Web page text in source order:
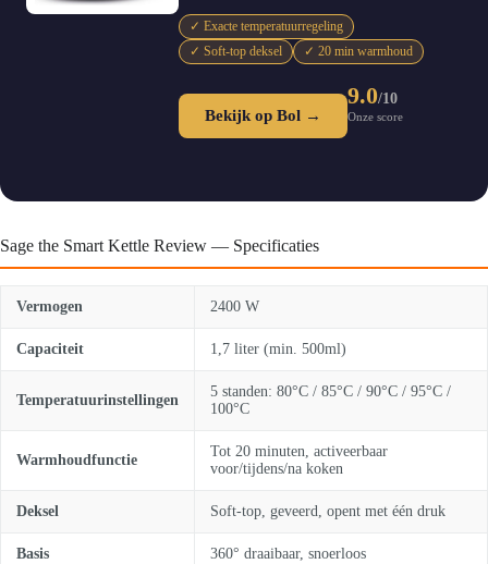
✓ Exacte temperatuurregeling
✓ Soft-top deksel
✓ 20 min warmhoud
Bekijk op Bol →
9.0/10
Onze score
Sage the Smart Kettle Review — Specificaties
Vermogen 2400 W
Capaciteit 1,7 liter (min. 500ml)
Temperatuurinstellingen
5 standen: 80°C / 85°C / 90°C / 95°C /
100°C
Warmhoudfunctie
Tot 20 minuten, activeerbaar
voor/tijdens/na koken
Deksel Soft-top, geveerd, opent met één druk
Basis 360° draaibaar, snoerloos